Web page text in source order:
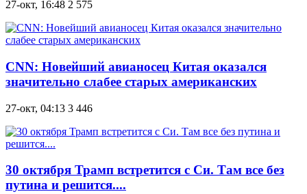
27-окт, 16:48 2 575
CNN: Новейший авианосец Китая оказался
значительно слабее старых американских
27-окт, 04:13 3 446
30 октября Трамп встретится с Си. Там все без
путина и решится....